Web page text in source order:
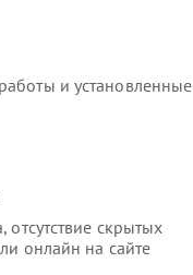
и установленные
скрытых
онлайн на сайте